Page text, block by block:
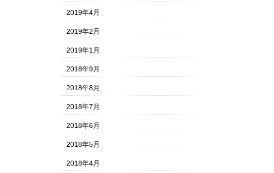
2019年4月
2019年2月
2019年1月
2018年9月
2018年8月
2018年7月
2018年6月
2018年5月
2018年4月